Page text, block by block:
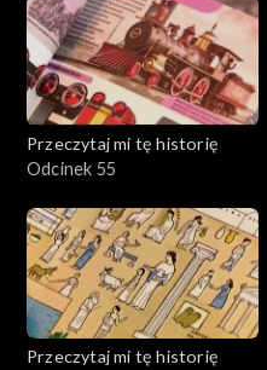
Przeczytaj mi tę historię
Odcinek 55
Przeczytaj mi tę historię